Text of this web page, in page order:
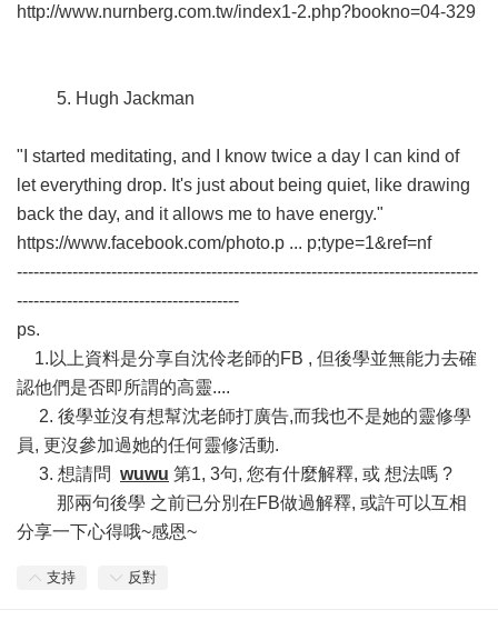
http://www.nurnberg.com.tw/index1-2.php?bookno=04-329
5. Hugh Jackman
"I started meditating, and I know twice a day I can kind of
let everything drop. It's just about being quiet, like drawing
back the day, and it allows me to have energy."
https://www.facebook.com/photo.p ... p;type=1&ref=nf
-----------------------------------------------------------------------------------
----------------------------------------
ps.
1.以上資料是分享自沈伶老師的FB , 但後學並無能力去確
認他們是否即所謂的高靈....
2. 後學並沒有想幫沈老師打廣告,而我也不是她的靈修學
員, 更沒參加過她的任何靈修活動.
3. 想請問 wuwu 第1, 3句, 您有什麼解釋, 或 想法嗎 ?
那兩句後學 之前已分別在FB做過解釋, 或許可以互相
分享一下心得哦~感恩~
支持 反對